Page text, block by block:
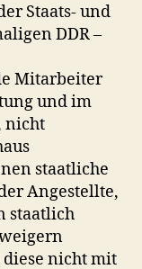
Staats- und
DDR –
Mitarbeiter
und im
nicht
staatliche
Angestellte,
staatlich
diese nicht mit